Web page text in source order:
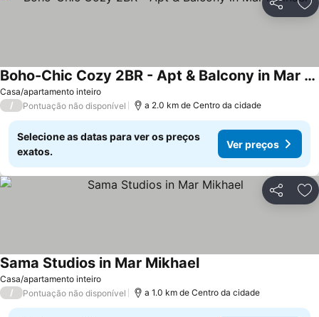
Partilhar
Casa/apartamento inteiro
Boho-Chic Cozy 2BR - Apt & Balcony in Mar Mikhael
/ Pontuação não disponível a 2.0 km de Centro da cidade
Selecione as datas para ver os preços
exatos.
Ver preços
Partilhar
Casa/apartamento inteiro
Sama Studios in Mar Mikhael
/ Pontuação não disponível a 1.0 km de Centro da cidade